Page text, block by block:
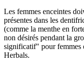
Les femmes enceintes
présentes dans les
(comme la menthe en
non désirés pendant la
significatif" pour femmes
Herbals.